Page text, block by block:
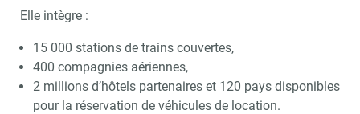
Elle intègre :
15 000 stations de trains couvertes,
400 compagnies aériennes,
2 millions d’hôtels partenaires et 120 pays disponibles
pour la réservation de véhicules de location.